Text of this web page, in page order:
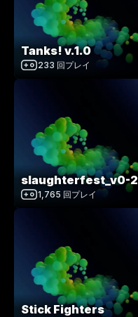
Tanks! v.1.0
233 回プレイ
slaughterfest_v0-2
1,765 回プレイ
Stick Fighters